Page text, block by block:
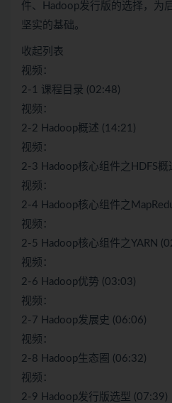
件、Hadoop发行版的选择，为
坚实的基础。
收起列表
视频：
2-1 课程目录 (02:48)
视频：
2-2 Hadoop概述 (14:21)
视频：
2-3 Hadoop核心组件之HDFS概
视频：
2-4 Hadoop核心组件之
视频：
2-5 Hadoop核心组件之YARN
视频：
2-6 Hadoop优势 (03:03)
视频：
2-7 Hadoop发展史 (06:06)
视频：
2-8 Hadoop生态圈 (06:32)
视频：
2-9 Hadoop发行版选型 (07:39)